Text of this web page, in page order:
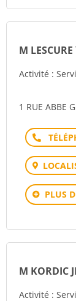
M LESCURE
Activité :
1 RUE ABBE
PLUS
M KORDIC
Activité :